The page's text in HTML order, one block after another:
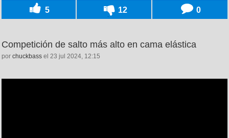
5 12 0
Competición de salto más alto en cama elástica
por chuckbass el 23 jul 2024, 12:15